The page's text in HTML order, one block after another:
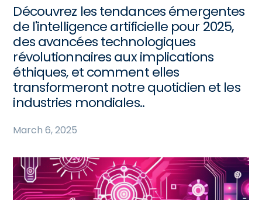
Découvrez les tendances émergentes
de l'intelligence artificielle pour 2025,
des avancées technologiques
révolutionnaires aux implications
éthiques, et comment elles
transformeront notre quotidien et les
industries mondiales..
March 6, 2025